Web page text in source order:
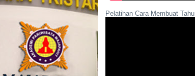
Pelatihan Cara Membuat Tahu